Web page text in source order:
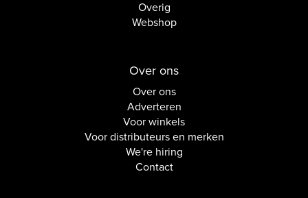
Overig
Webshop
Over ons
Over ons
Adverteren
Voor winkels
Voor distributeurs en merken
We're hiring
Contact